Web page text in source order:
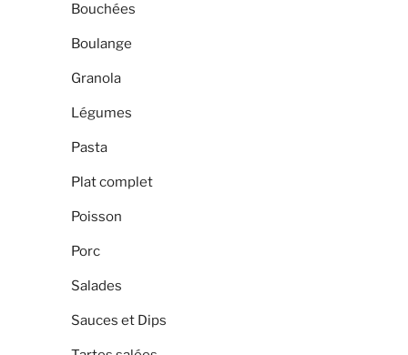
Bouchées
Boulange
Granola
Légumes
Pasta
Plat complet
Poisson
Porc
Salades
Sauces et Dips